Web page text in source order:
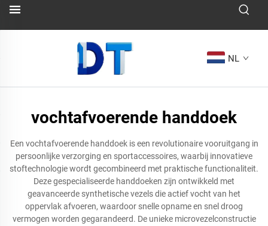
NL
vochtafvoerende handdoek
Een vochtafvoerende handdoek is een revolutionaire vooruitgang in
persoonlijke verzorging en sportaccessoires, waarbij innovatieve
stoftechnologie wordt gecombineerd met praktische functionaliteit.
Deze gespecialiseerde handdoeken zijn ontwikkeld met
geavanceerde synthetische vezels die actief vocht van het
oppervlak afvoeren, waardoor snelle opname en snel droog
vermogen worden gegarandeerd. De unieke microvezelconstructie